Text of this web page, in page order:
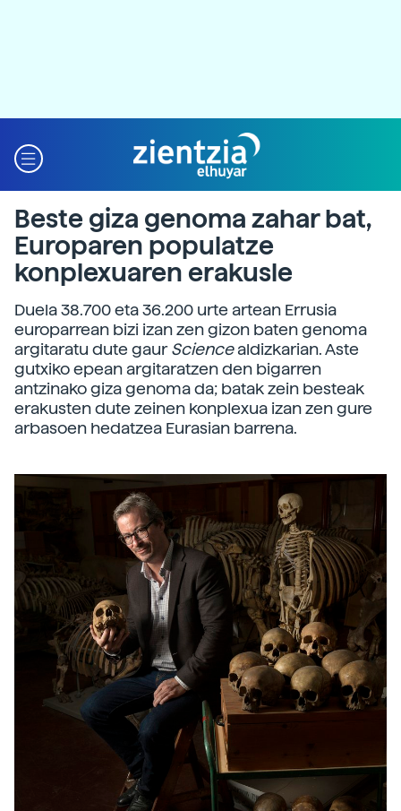
Beste giza genoma zahar bat,
Europaren populatze
konplexuaren erakusle
Duela 38.700 eta 36.200 urte artean Errusia
europarrean bizi izan zen gizon baten genoma
argitaratu dute gaurSciencealdizkarian. Aste
gutxiko epean argitaratzen den bigarren
antzinako giza genoma da; batak zein besteak
erakusten dute zeinen konplexua izan zen gure
arbasoen hedatzea Eurasian barrena.